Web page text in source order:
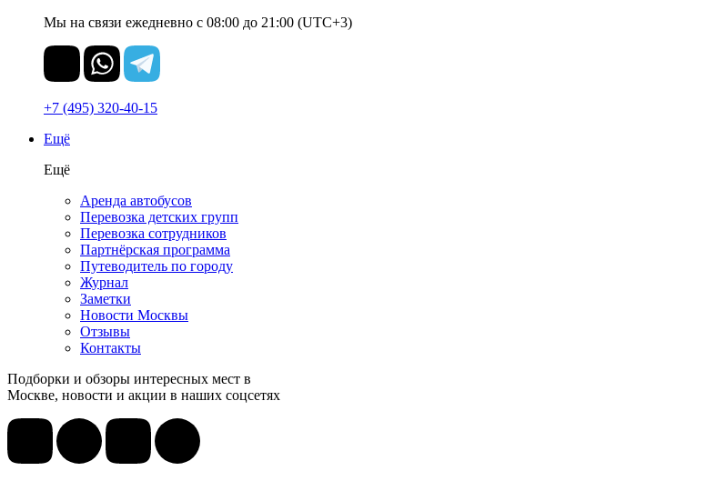
Мы на связи ежедневно с 08:00 до 21:00 (UTC+3)
+7 (495) 320-40-15
Ещё
Ещё
Аренда автобусов
Перевозка детских групп
Перевозка сотрудников
Партнёрская программа
Путеводитель по городу
Журнал
Заметки
Новости Москвы
Отзывы
Контакты
Подборки и обзоры интересных мест в
Москве, новости и акции в наших соцсетях